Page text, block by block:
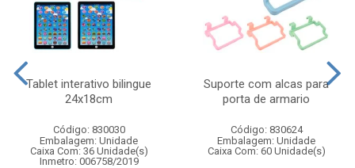
Tablet interativo bilingue
24x18cm
Código: 830030
Embalagem: Unidade
Caixa Com: 36 Unidade(s)
Inmetro: 006758/2019
Suporte com alcas para
porta de armario
Código: 830624
Embalagem: Unidade
Caixa Com: 60 Unidade(s)